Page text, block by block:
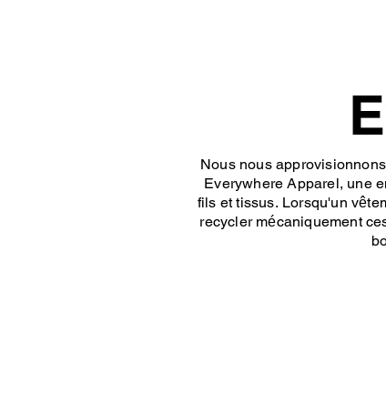
Nous nous
Everywhere Apparel, une
fils et tissus. Lorsqu'un
recycler mécaniquement